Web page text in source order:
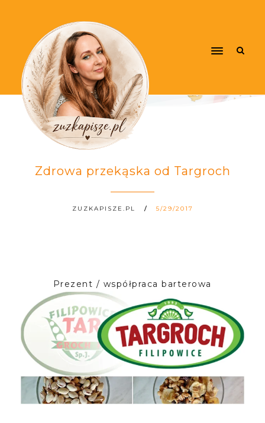
Zdrowa przekąska od Targroch
ZUZKAPISZE.PL 5/29/2017
Prezent / współpraca barterowa